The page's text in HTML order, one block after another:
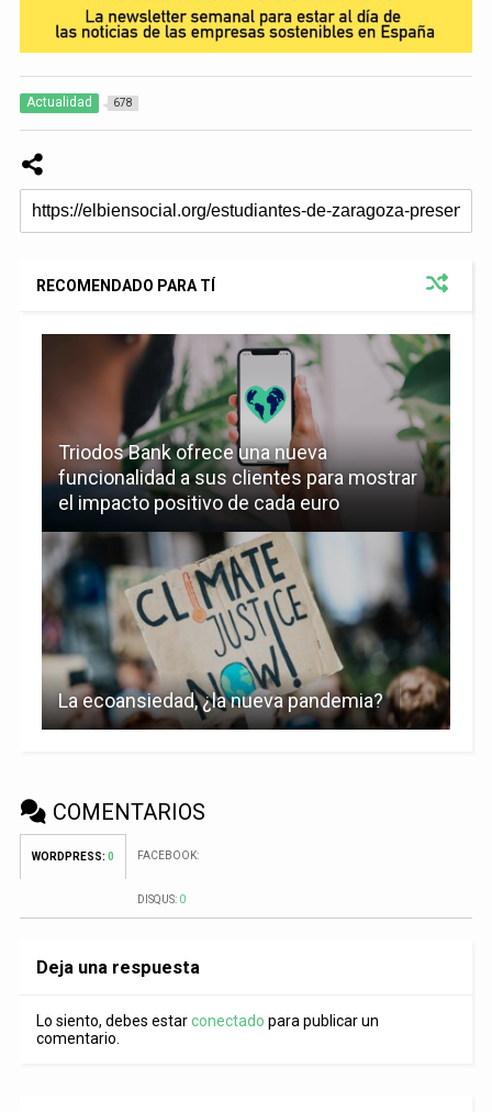
Actualidad 678
RECOMENDADO PARA TÍ
Triodos Bank ofrece una nueva
funcionalidad a sus clientes para mostrar
el impacto positivo de cada euro
La ecoansiedad, ¿la nueva pandemia?
COMENTARIOS
WORDPRESS: 0 FACEBOOK:
DISQUS: 0
Deja una respuesta
Lo siento, debes estarconectado para publicar un
comentario.